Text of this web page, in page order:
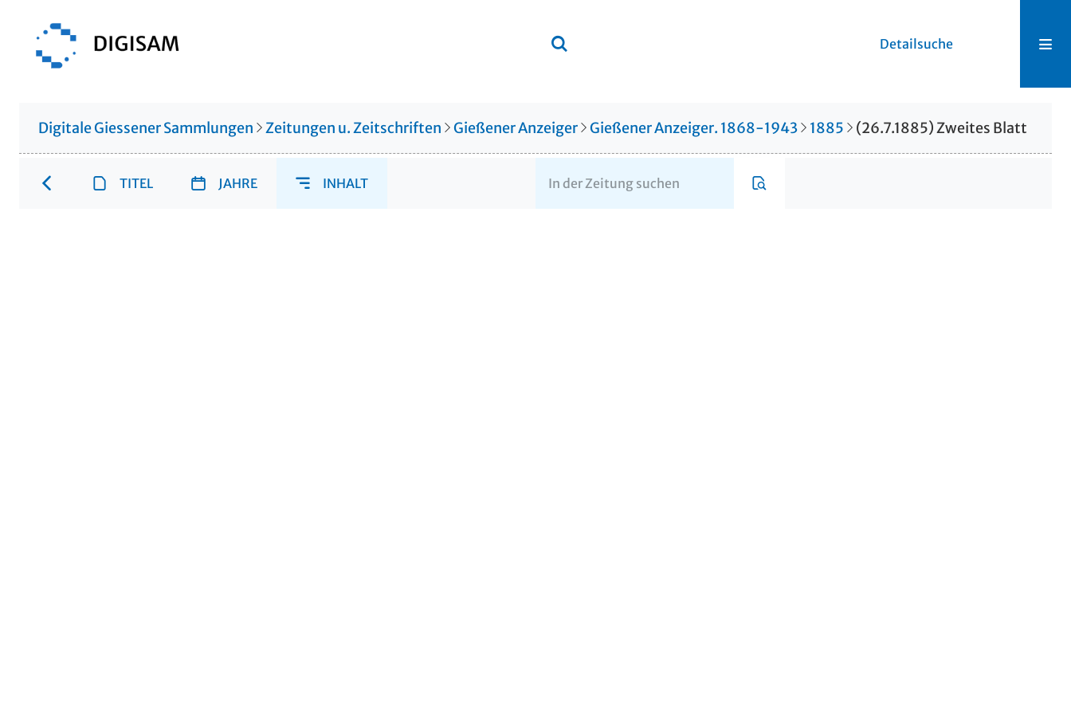
Detailsuche
Digitale Giessener Sammlungen Zeitungen u. Zeitschriften Gießener Anzeiger Gießener Anzeiger. 1868-1943 1885 (26.7.1885) Zweites Blatt
TITEL JAHRE INHALT